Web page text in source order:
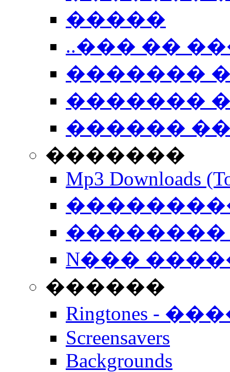
�����
..��� ��
�������
�������
������
�������
Mp3 Downloads
��������
N���
������
Ringtones -
Screensavers
Backgrounds